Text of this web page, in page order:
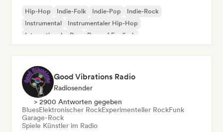
Hip-Hop Indie-Folk Indie-Pop
Indie-Rock
Instrumental
Instrumentaler Hip-Hop
Internationaler Rap
Rap auf Englisch
Good Vibrations Radio
Radiosender
> 2900 Antworten gegeben
BluesElektronischer RockExperimenteller RockFunk
Garage-Rock
Spiele Künstler im Radio